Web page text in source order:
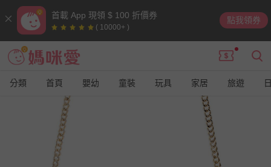
首載 App 現領 $ 100 折價券
( 10000+ )
點我領券
分類 首頁 嬰幼 童裝 玩具 家居 旅遊